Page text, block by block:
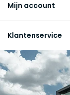
Mijn account
Klantenservice